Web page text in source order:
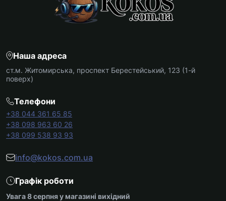
Наша адреса
ст.м. Житомирська, проспект Берестейський, 123 (1-й
поверх)
Телефони
+38 044 361 65 85
+38 098 963 60 26
+38 099 538 93 93
info@kokos.com.ua
Графік роботи
Увага 8 серпня у магазині вихідний